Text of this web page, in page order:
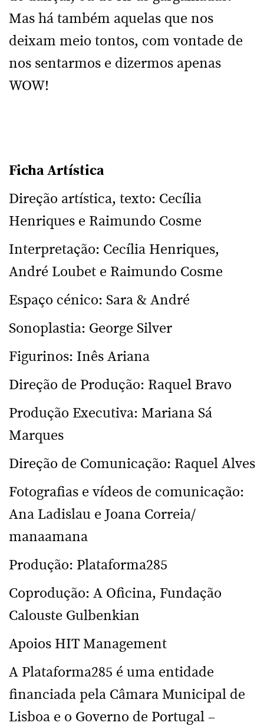
Mas há também aquelas que nos
deixam meio tontos, com vontade de
nos sentarmos e dizermos apenas
WOW!
Ficha Artística
Direção artística, texto: Cecília
Henriques e Raimundo Cosme
Interpretação: Cecília Henriques,
André Loubet e Raimundo Cosme
Espaço cénico: Sara & André
Sonoplastia: George Silver
Figurinos: Inês Ariana
Direção de Produção: Raquel Bravo
Produção Executiva: Mariana Sá
Marques
Direção de Comunicação: Raquel Alves
Fotografias e vídeos de comunicação:
Ana Ladislau e Joana Correia/
manaamana
Produção: Plataforma285
Coprodução: A Oficina, Fundação
Calouste Gulbenkian
Apoios HIT Management
A Plataforma285 é uma entidade
financiada pela Câmara Municipal de
Lisboa e o Governo de Portugal –